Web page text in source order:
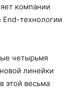
компании
технологии
четырьмя
линейки
этой весьма